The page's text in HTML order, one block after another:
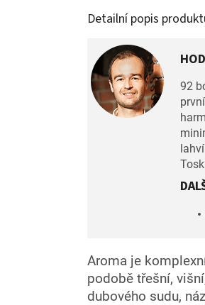
Detailní popis
92
Aroma je
podobě třešní,
dubového sudu,